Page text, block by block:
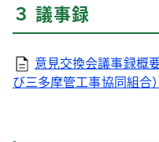
３ 議事録
意見交換会議事録概
び三多摩管工事協同組合